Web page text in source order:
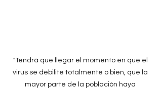
"Tendrá que llegar el momento en que el
virus se debilite totalmente o bien, que la
mayor parte de la población haya